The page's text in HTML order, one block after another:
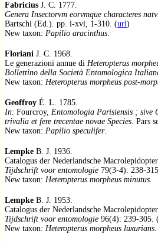
Fabricius J. C. 1777.
Genera Insectorvm eorvmque characteres
Bartschi (Ed.). pp. i-xvi, 1-310. (url)
New taxon: Papilio aracinthus.
Floriani J. C. 1968.
Le generazioni annue di Heteropterus
Bollettino della Società Entomologica
New taxon: Heteropterus morpheus post-
Geoffroy É. L. 1785.
In: Fourcroy, Entomologia Parisiensis ; sive
trivalia et fere trecentae novae Species. Pars
New taxon: Papilio speculifer.
Lempke B. J. 1936.
Catalogus der Nederlandsche
Tijdschrift voor entomologie 79(3-4): 238-
New taxon: Heteropterus morpheus minutus.
Lempke B. J. 1953.
Catalogus der Nederlandsche
Tijdschrift voor entomologie 96(4): 239-305.
New taxon: Heteropterus morpheus luxurians.